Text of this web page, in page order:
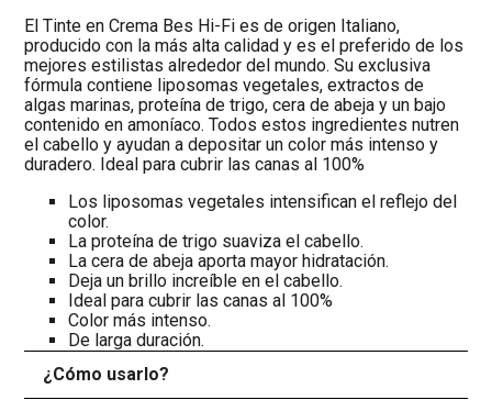
El Tinte en Crema Bes Hi-Fi es de origen Italiano,
producido con la más alta calidad y es el preferido de los
mejores estilistas alrededor del mundo. Su exclusiva
fórmula contiene liposomas vegetales, extractos de
algas marinas, proteína de trigo, cera de abeja y un bajo
contenido en amoníaco. Todos estos ingredientes nutren
el cabello y ayudan a depositar un color más intenso y
duradero. Ideal para cubrir las canas al 100%
Los liposomas vegetales intensifican el reflejo del
color.
La proteína de trigo suaviza el cabello.
La cera de abeja aporta mayor hidratación.
Deja un brillo increíble en el cabello.
Ideal para cubrir las canas al 100%
Color más intenso.
De larga duración.
¿Cómo usarlo?